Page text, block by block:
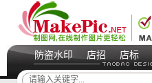
防盗水印 店招 店标